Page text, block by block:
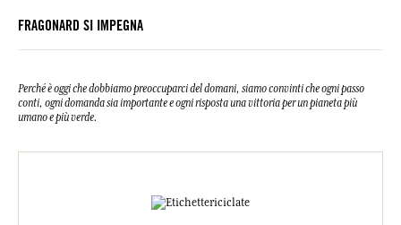
FRAGONARD SI IMPEGNA
Perché è oggi che dobbiamo preoccuparci del domani, siamo convinti che ogni passo
conti, ogni domanda sia importante e ogni risposta una vittoria per un pianeta più
umano e più verde.